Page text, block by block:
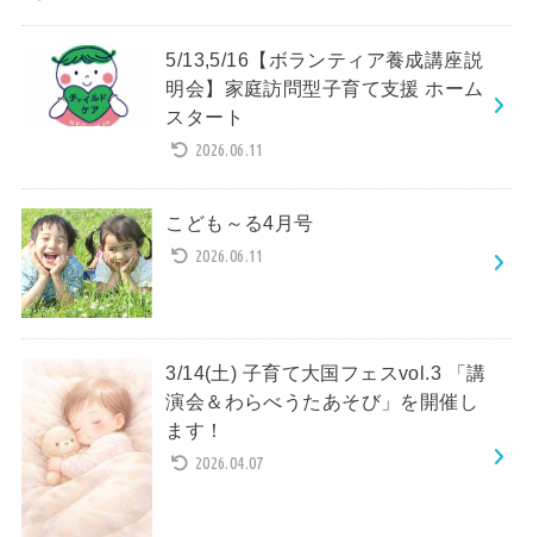
5/13,5/16【ボランティア養成講座説
明会】家庭訪問型子育て支援 ホーム
スタート
2026.06.11
こども～る4月号
2026.06.11
3/14(土) 子育て大国フェスvol.3 「講
演会＆わらべうたあそび」を開催し
ます！
2026.04.07